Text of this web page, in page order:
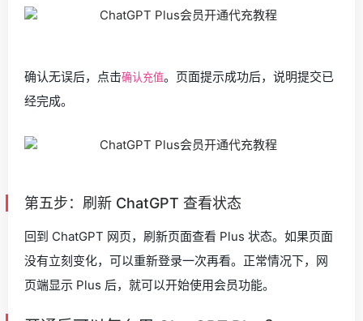
确认无误后，点击确认充值。页面提示成功后，说明提交已
经完成。
第五步：刷新 ChatGPT 查看状态
回到 ChatGPT 网页，刷新页面查看 Plus 状态。如果页面
没有立刻变化，可以重新登录一次再看。正常情况下，网
页端显示 Plus 后，就可以开始使用会员功能。